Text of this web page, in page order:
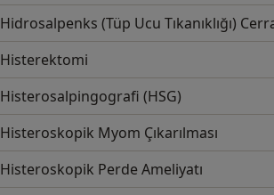
Hidrosalpenks (Tüp Ucu Tıkanıklığı)
Histerektomi
Histerosalpingografi (HSG)
Histeroskopik Myom Çıkarılması
Histeroskopik Perde Ameliyatı